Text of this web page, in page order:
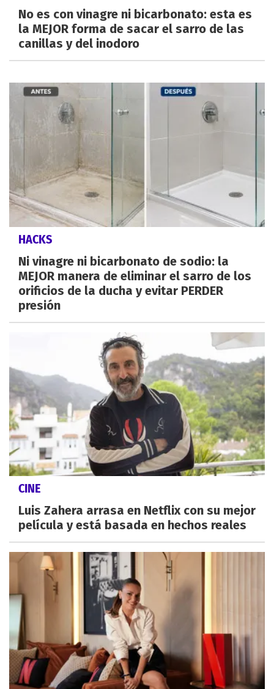
No es con vinagre ni bicarbonato: esta es
la MEJOR forma de sacar el sarro de las
canillas y del inodoro
HACKS
Ni vinagre ni bicarbonato de sodio: la
MEJOR manera de eliminar el sarro de los
orificios de la ducha y evitar PERDER
presión
CINE
Luis Zahera arrasa en Netflix con su mejor
película y está basada en hechos reales